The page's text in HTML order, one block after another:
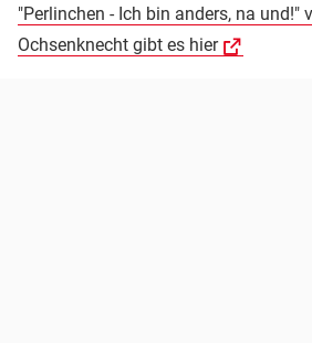
"Perlinchen - Ich bin anders, na und!"
Ochsenknecht gibt es hier